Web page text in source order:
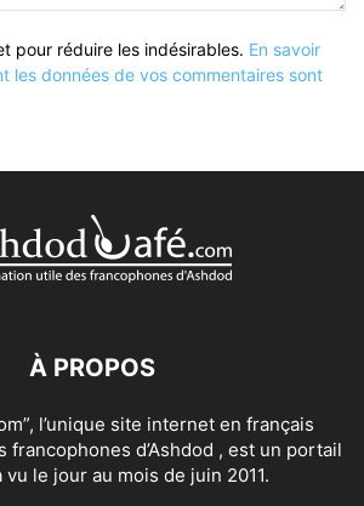
pour réduire les indésirables. En savoir
les données de vos commentaires sont
À PROPOS
l’unique site internet en français
francophones d’Ashdod , est un portail
vu le jour au mois de juin 2011.